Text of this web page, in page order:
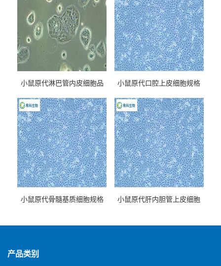
小鼠原代淋巴管内皮细胞品
小鼠原代口腔上皮细胞规格
小鼠原代骨髓基质细胞规格
小鼠原代肝内胆管上皮细胞
产品类别